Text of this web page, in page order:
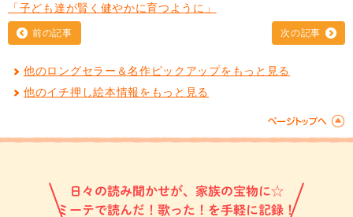
「子ども達が賢く健やかに育つように」
前の記事 次の記事
他のロングセラー＆名作ピックアップをもっと見る
他のイチ押し絵本情報をもっと見る
日々の読み聞かせが、家族の宝物に☆
ミーテで読んだ！歌った！を手軽に記録！